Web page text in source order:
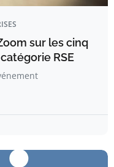
sur les cinq
RSE